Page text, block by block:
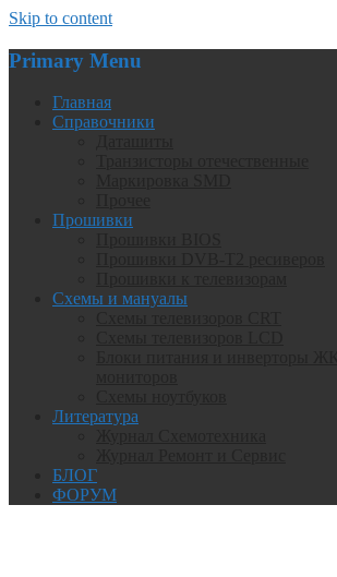
Skip to content
Primary Menu
Главная
Справочники
Прошивки
Схемы и мануалы
Литература
БЛОГ
ФОРУМ